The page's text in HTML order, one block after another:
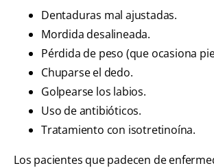
Dentaduras mal ajustadas.
Mordida desalineada.
Pérdida de peso (que ocasiona
Chuparse el dedo.
Golpearse los labios.
Uso de antibióticos.
Tratamiento con isotretinoína.
Los pacientes que padecen de